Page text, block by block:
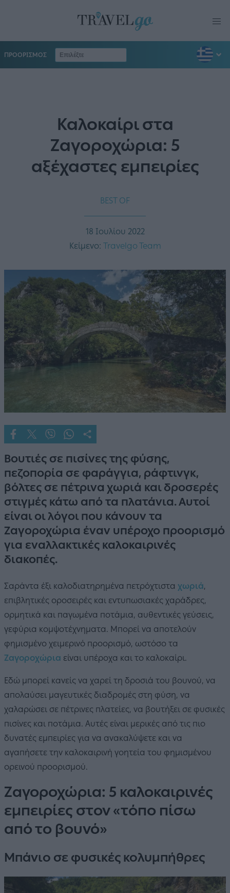
ΠΡΟΟΡΙΣΜΟΣ
Καλοκαίρι στα
Ζαγοροχώρια: 5
αξέχαστες εμπειρίες
BEST OF
18 Ιουλίου 2022
Κείμενο: Travelgo Team
Βουτιές σε πισίνες της φύσης,
πεζοπορία σε φαράγγια, ράφτινγκ,
βόλτες σε πέτρινα χωριά και δροσερές
στιγμές κάτω από τα πλατάνια. Αυτοί
είναι οι λόγοι που κάνουν τα
Ζαγοροχώρια έναν υπέροχο προορισμό
για εναλλακτικές καλοκαιρινές
διακοπές.
Σαράντα έξι καλοδιατηρημένα πετρόχτιστα χωριά,
επιβλητικές οροσειρές και εντυπωσιακές χαράδρες,
ορμητικά και παγωμένα ποτάμια, αυθεντικές γεύσεις,
γεφύρια κομψοτέχνηματα. Μπορεί να αποτελούν
φημισμένο χειμερινό προορισμό, ωστόσο τα
Ζαγοροχώρια είναι υπέροχα και το καλοκαίρι.
Εδώ μπορεί κανείς να χαρεί τη δροσιά του βουνού, να
απολαύσει μαγευτικές διαδρομές στη φύση, να
χαλαρώσει σε πέτρινες πλατείες, να βουτήξει σε φυσικές
πισίνες και ποτάμια. Αυτές είναι μερικές από τις πιο
δυνατές εμπειρίες για να ανακαλύψετε και να
αγαπήσετε την καλοκαιρινή γοητεία του φημισμένου
ορεινού προορισμού.
Ζαγοροχώρια: 5 καλοκαιρινές
εμπειρίες στον «τόπο πίσω
από το βουνό»
Μπάνιο σε φυσικές κολυμπήθρες